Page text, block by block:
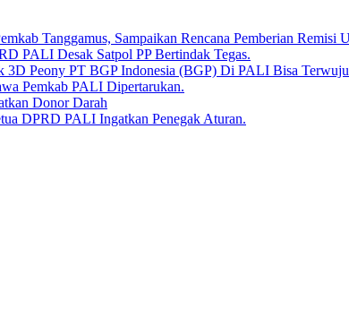
Tanggamus, Sampaikan Rencana Pemberian Remisi
PALI Desak Satpol PP Bertindak Tegas.
3D Peony PT BGP Indonesia (BGP) Di PALI Bisa
Pemkab PALI Dipertarukan.
Donor Darah
DPRD PALI Ingatkan Penegak Aturan.